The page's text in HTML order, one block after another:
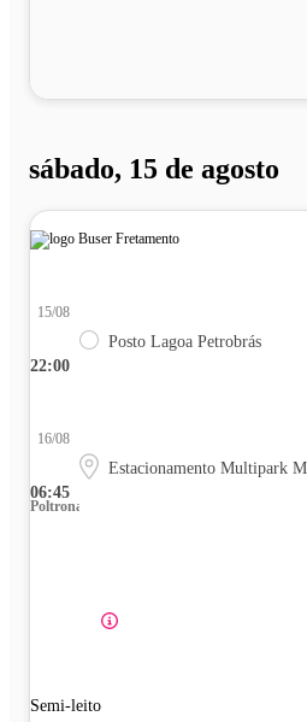
sábado, 15 de agosto
22:00
15/08
Posto Lagoa Petrobrás
06:45
16/08
Estacionamento Multipark
Poltrona
Semi-leito